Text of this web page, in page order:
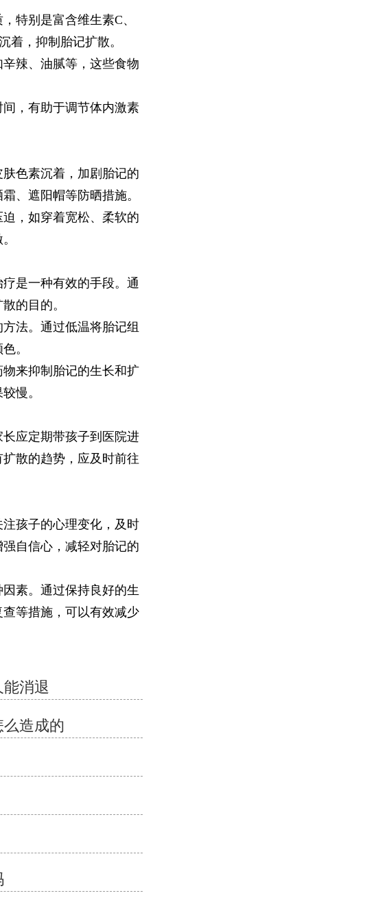
别是富含维生素C、
着，抑制胎记扩散。
辣、油腻等，这些食物
，有助于调节体内激素
色素沉着，加剧胎记的
、遮阳帽等防晒措施。
，如穿着宽松、柔软的
是一种有效的手段。通
的目的。
法。通过低温将胎记组
。
来抑制胎记的生长和扩
慢。
应定期带孩子到医院进
散的趋势，应及时前往
孩子的心理变化，及时
自信心，减轻对胎记的
素。通过保持良好的生
等措施，可以有效减少
消退
造成的